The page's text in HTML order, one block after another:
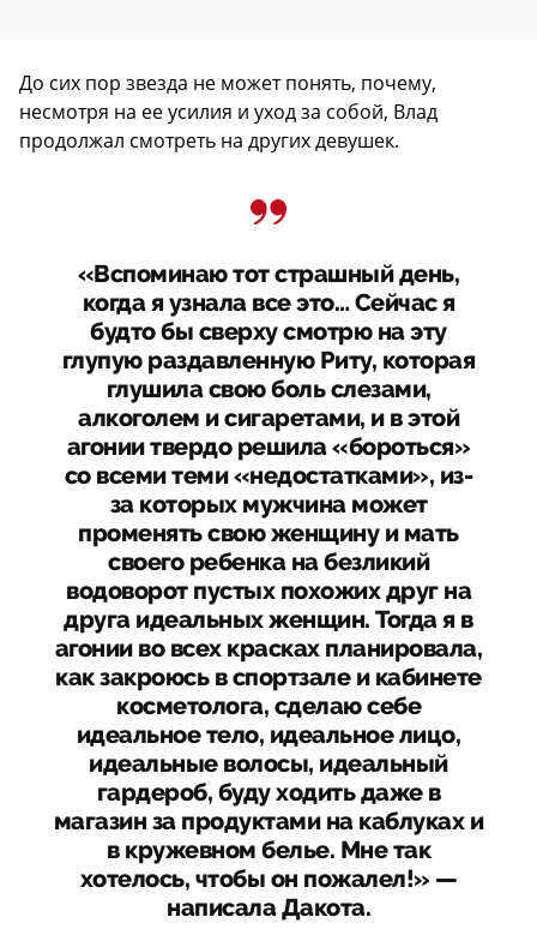
До сих пор звезда не может понять, почему,
несмотря на ее усилия и уход за собой, Влад
продолжал смотреть на других девушек.
«Вспоминаю тот страшный день,
когда я узнала все это… Сейчас я
будто бы сверху смотрю на эту
глупую раздавленную Риту, которая
глушила свою боль слезами,
алкоголем и сигаретами, и в этой
агонии твердо решила «бороться»
со всеми теми «недостатками», из-
за которых мужчина может
променять свою женщину и мать
своего ребенка на безликий
водоворот пустых похожих друг на
друга идеальных женщин. Тогда я в
агонии во всех красках планировала,
как закроюсь в спортзале и кабинете
косметолога, сделаю себе
идеальное тело, идеальное лицо,
идеальные волосы, идеальный
гардероб, буду ходить даже в
магазин за продуктами на каблуках и
в кружевном белье. Мне так
хотелось, чтобы он пожалел!» —
написала Дакота.